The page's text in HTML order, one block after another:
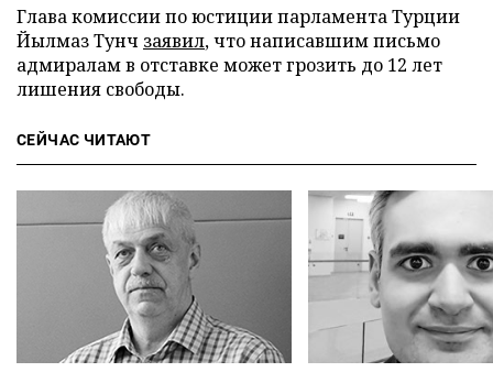
Глава комиссии по юстиции парламента Турции
Йылмаз Тунч заявил, что написавшим письмо
адмиралам в отставке может грозить до 12 лет
лишения свободы.
СЕЙЧАС ЧИТАЮТ